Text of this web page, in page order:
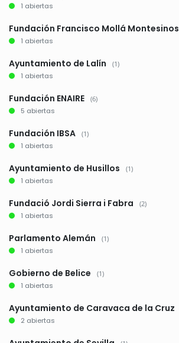
1 abiertas
Fundación Francisco Mollá Montesinos
1 abiertas
Ayuntamiento de Lalín (1)
1 abiertas
Fundación ENAIRE (6)
5 abiertas
Fundación IBSA (1)
1 abiertas
Ayuntamiento de Husillos (1)
1 abiertas
Fundació Jordi Sierra i Fabra (2)
1 abiertas
Parlamento Alemán (1)
1 abiertas
Gobierno de Belice (1)
1 abiertas
Ayuntamiento de Caravaca de la Cruz
2 abiertas